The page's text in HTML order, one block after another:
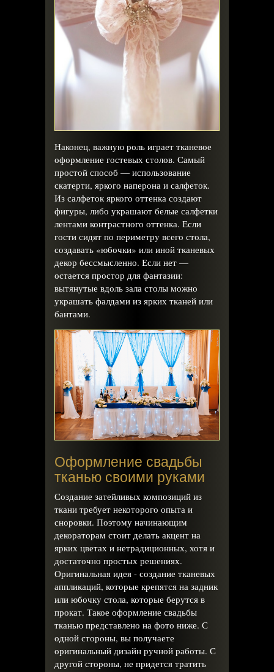
Наконец, важную роль играет тканевое
оформление гостевых столов. Самый
простой способ — использование
скатерти, яркого наперона и салфеток.
Из салфеток яркого оттенка создают
фигуры, либо украшают белые салфетки
лентами контрастного оттенка. Если
гости сидят по периметру всего стола,
создавать «юбочки» или иной тканевых
декор бессмысленно. Если нет —
остается простор для фантазии:
вытянутые вдоль зала столы можно
украшать фалдами из ярких тканей или
бантами.
Оформление свадьбы
тканью своими руками
Создание затейливых композиций из
ткани требует некоторого опыта и
сноровки. Поэтому начинающим
декораторам стоит делать акцент на
ярких цветах и нетрадиционных, хотя и
достаточно простых решениях.
Оригинальная идея - создание тканевых
аппликаций, которые крепятся на задник
или юбочку стола, которые берутся в
прокат. Такое оформление свадьбы
тканью представлено на фото ниже. С
одной стороны, вы получаете
оригинальный дизайн ручной работы. С
другой стороны, не придется тратить